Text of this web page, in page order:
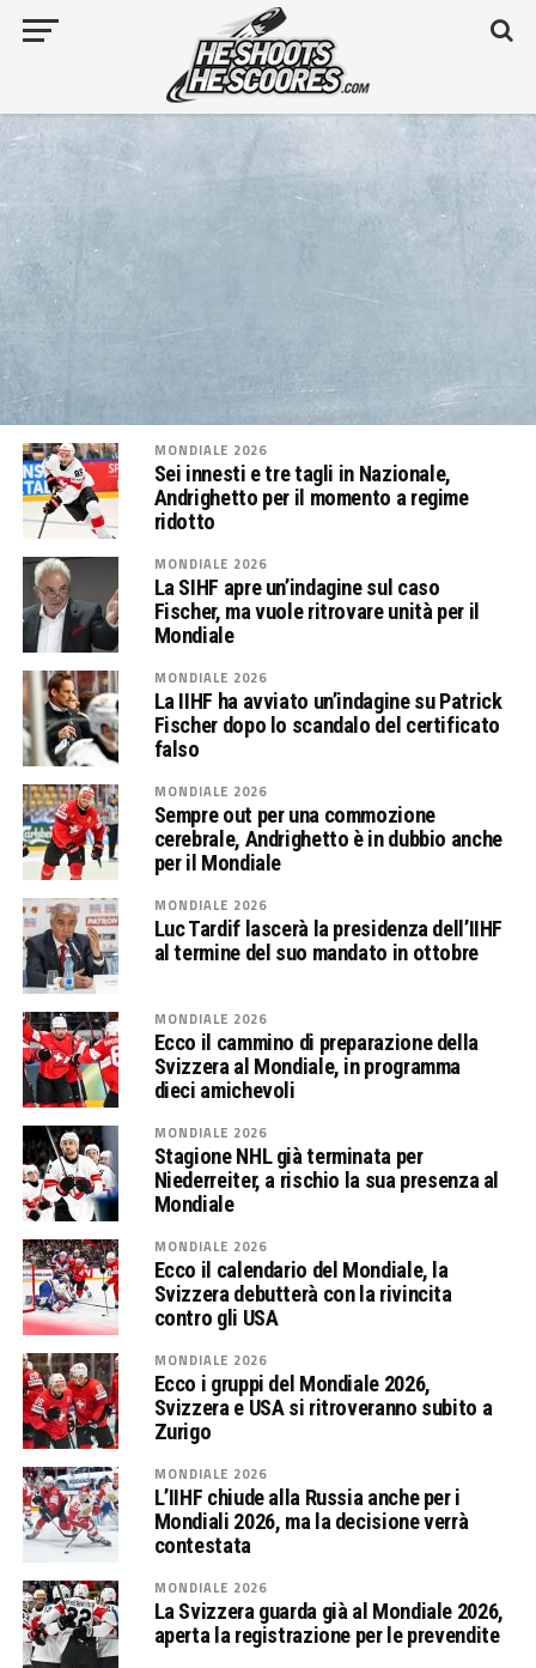
MONDIALE 2026
Sei innesti e tre tagli in Nazionale,
Andrighetto per il momento a regime
ridotto
MONDIALE 2026
La SIHF apre un’indagine sul caso
Fischer, ma vuole ritrovare unità per il
Mondiale
MONDIALE 2026
La IIHF ha avviato un’indagine su Patrick
Fischer dopo lo scandalo del certificato
falso
MONDIALE 2026
Sempre out per una commozione
cerebrale, Andrighetto è in dubbio anche
per il Mondiale
MONDIALE 2026
Luc Tardif lascerà la presidenza dell’IIHF
al termine del suo mandato in ottobre
MONDIALE 2026
Ecco il cammino di preparazione della
Svizzera al Mondiale, in programma
dieci amichevoli
MONDIALE 2026
Stagione NHL già terminata per
Niederreiter, a rischio la sua presenza al
Mondiale
MONDIALE 2026
Ecco il calendario del Mondiale, la
Svizzera debutterà con la rivincita
contro gli USA
MONDIALE 2026
Ecco i gruppi del Mondiale 2026,
Svizzera e USA si ritroveranno subito a
Zurigo
MONDIALE 2026
L’IIHF chiude alla Russia anche per i
Mondiali 2026, ma la decisione verrà
contestata
MONDIALE 2026
La Svizzera guarda già al Mondiale 2026,
aperta la registrazione per le prevendite